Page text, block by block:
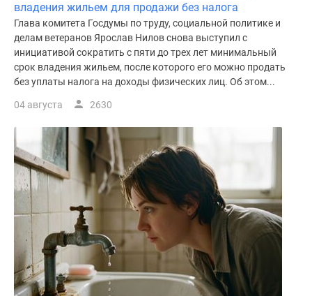
владения жильем для продажи без налога
Глава комитета Госдумы по труду, социальной политике и
делам ветеранов Ярослав Нилов снова выступил с
инициативой сократить с пяти до трех лет минимальный
срок владения жильем, после которого его можно продать
без уплаты налога на доходы физических лиц. Об этом...
04 августа 2630